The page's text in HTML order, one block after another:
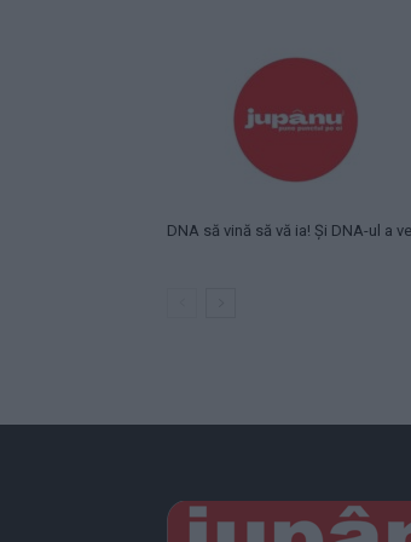
DNA să vină să vă ia! Și DNA-ul a